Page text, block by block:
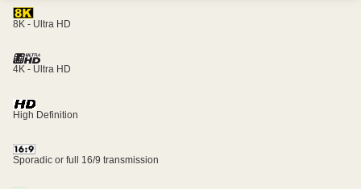
8K - Ultra HD
4K - Ultra HD
High Definition
Sporadic or full 16/9 transmission